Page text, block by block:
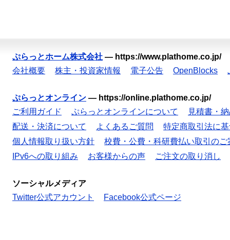
ぷらっとホーム株式会社 — https://www.plathome.co.jp/
会社概要
株主・投資家情報 電子公告 OpenBlocks
ぷらっとオンライン — https://online.plathome.co.jp/
ご利用ガイド
ぷらっとオンラインについて
見積書・
配送・決済について
よくあるご質問
特定商取引法に
個人情報取り扱い方針
校費・公費・科研費払い取引のご
IPv6への取り組み
お客様からの声 ご注文の取り消し
ソーシャルメディア
Twitter公式アカウント
Facebook公式ページ